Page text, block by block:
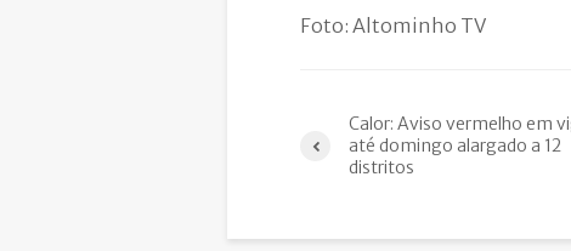
Foto: Altominho TV
Calor: Aviso vermelho em
até domingo alargado a 12
distritos